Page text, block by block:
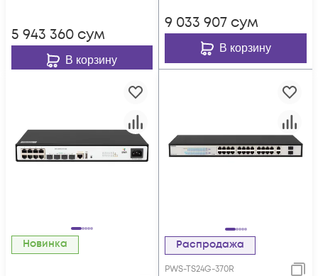
5 943 360 сум
В корзину
9 033 907 сум
В корзину
Новинка Распродажа
PWS-TS24G-370R